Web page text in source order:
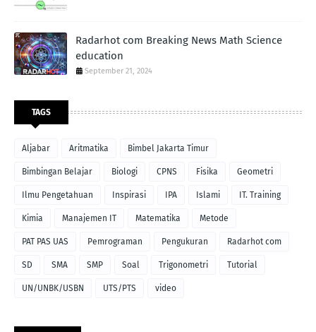
Radarhot com Breaking News Math Science
education
September 21, 2024
TAGS
Aljabar Aritmatika Bimbel Jakarta Timur
Bimbingan Belajar Biologi CPNS Fisika Geometri
Ilmu Pengetahuan Inspirasi IPA Islami IT. Training
Kimia Manajemen IT Matematika Metode
PAT PAS UAS Pemrograman Pengukuran Radarhot com
SD SMA SMP Soal Trigonometri Tutorial
UN/UNBK/USBN UTS/PTS video